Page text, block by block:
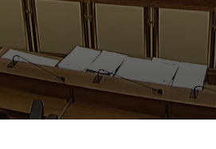
Vai al contenuto principale Vai al menu